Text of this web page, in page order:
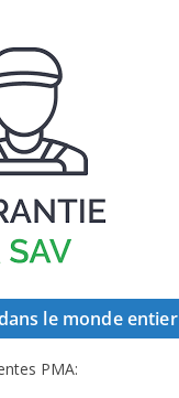
le monde entier
PMA: